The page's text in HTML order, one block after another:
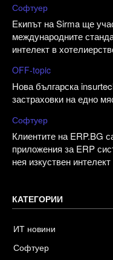
Софтуер
Екипът на Sirma ще
международните
интелект в
OFF-topic
Нова българска
застраховки на едно
Софтуер
Клиентите на ERP.BG
приложения за ERP
нея изкуствен интелект
КАТЕГОРИИ
ИТ новини
Софтуер